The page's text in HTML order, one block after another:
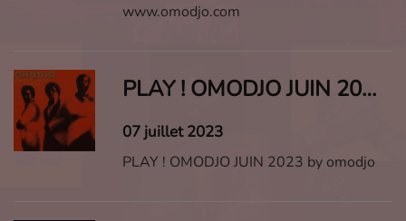
www.omodjo.com
PLAY ! OMODJO JUIN 2023
07 juillet 2023
PLAY ! OMODJO JUIN 2023 by omodjo